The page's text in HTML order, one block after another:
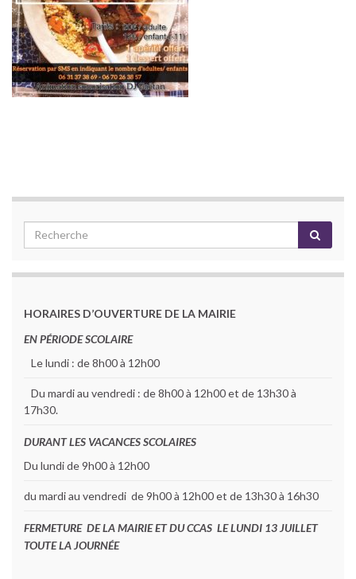
HORAIRES D’OUVERTURE DE LA MAIRIE
EN PÉRIODE SCOLAIRE
Le lundi : de 8h00 à 12h00
Du mardi au vendredi : de 8h00 à 12h00 et de 13h30 à
17h30.
DURANT LES VACANCES SCOLAIRES
Du lundi de 9h00 à 12h00
du mardi au vendredi de 9h00 à 12h00 et de 13h30 à 16h30
FERMETURE DE LA MAIRIE ET DU CCAS LE LUNDI 13 JUILLET
TOUTE LA JOURNÉE